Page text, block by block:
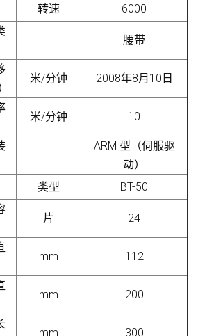
转速
6000
腰带
米/分钟 2008年8月10日
米/分钟 10
ARM 型（伺服驱
动）
类型
BT-50
片 24
mm 112
mm 200
mm 300